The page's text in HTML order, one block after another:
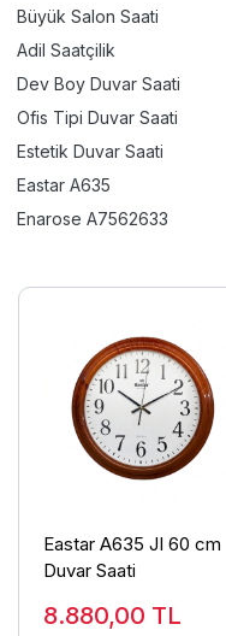
Büyük Salon Saati
Adil Saatçilik
Dev Boy Duvar Saati
Ofis Tipi Duvar Saati
Estetik Duvar Saati
Eastar A635
Enarose A7562633
Eastar A635 JI 60 cm
Duvar Saati
8.880,00 TL